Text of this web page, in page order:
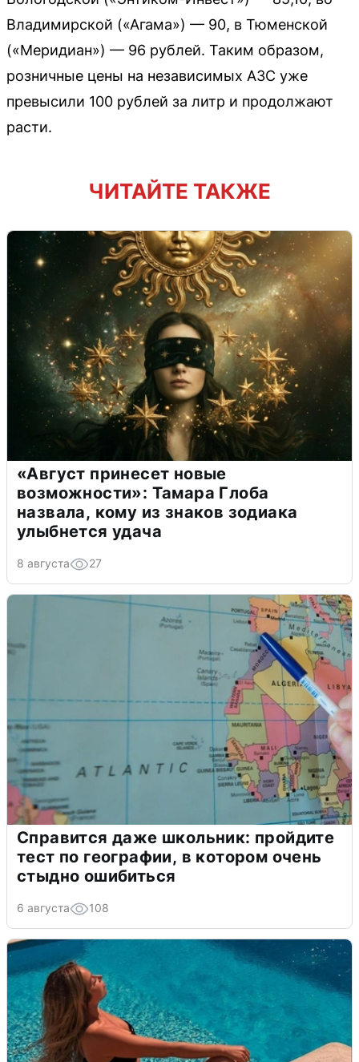
Владимирской («Агама») — 90, в Тюменской
(«Меридиан») — 96 рублей. Таким образом,
розничные цены на независимых АЗС уже
превысили 100 рублей за литр и продолжают
расти.
ЧИТАЙТЕ ТАКЖЕ
«Август принесет новые
возможности»: Тамара Глоба
назвала, кому из знаков зодиака
улыбнется удача
8 августа 27
Справится даже школьник: пройдите
тест по географии, в котором очень
стыдно ошибиться
6 августа 108